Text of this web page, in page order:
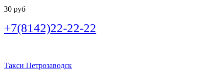
30 руб
+7(8142)22-22-22
Такси Петрозаводск